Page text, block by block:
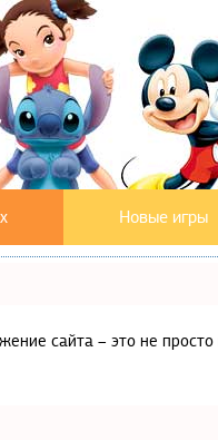
Новые игры
сайта – это не